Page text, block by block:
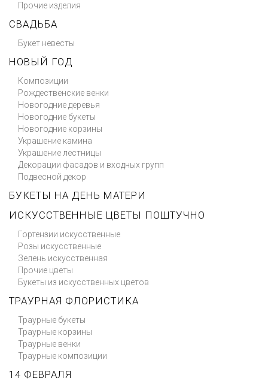
Прочие изделия
СВАДЬБА
Букет невесты
НОВЫЙ ГОД
Композиции
Рождественские венки
Новогодние деревья
Новогодние букеты
Новогодние корзины
Украшение камина
Украшение лестницы
Декорации фасадов и входных групп
Подвесной декор
БУКЕТЫ НА ДЕНЬ МАТЕРИ
ИСКУССТВЕННЫЕ ЦВЕТЫ ПОШТУЧНО
Гортензии искусственные
Розы искусственные
Зелень искусственная
Прочие цветы
Букеты из искусственных цветов
ТРАУРНАЯ ФЛОРИСТИКА
Траурные букеты
Траурные корзины
Траурные венки
Траурные композиции
14 ФЕВРАЛЯ